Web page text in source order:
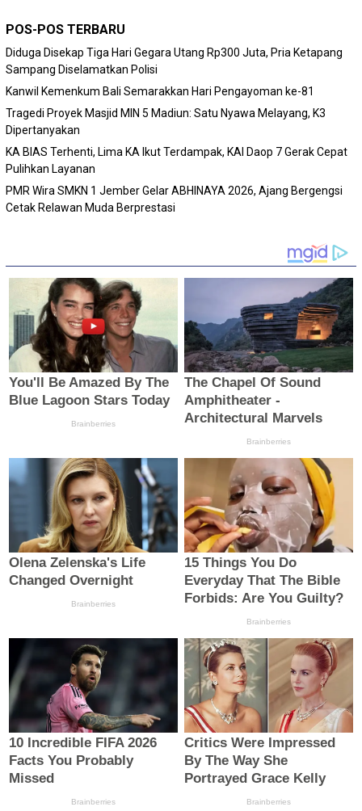
POS-POS TERBARU
Diduga Disekap Tiga Hari Gegara Utang Rp300 Juta, Pria Ketapang
Sampang Diselamatkan Polisi
Kanwil Kemenkum Bali Semarakkan Hari Pengayoman ke-81
Tragedi Proyek Masjid MIN 5 Madiun: Satu Nyawa Melayang, K3
Dipertanyakan
KA BIAS Terhenti, Lima KA Ikut Terdampak, KAI Daop 7 Gerak Cepat
Pulihkan Layanan
PMR Wira SMKN 1 Jember Gelar ABHINAYA 2026, Ajang Bergengsi
Cetak Relawan Muda Berprestasi